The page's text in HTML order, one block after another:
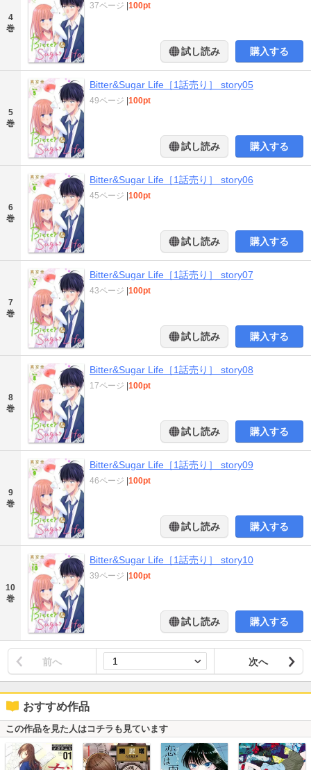
4
巻
37ページ 100pt
試し読み 購入する
5
巻
Bitter&Sugar Life［1話売り］ story05
49ページ 100pt
試し読み 購入する
6
巻
Bitter&Sugar Life［1話売り］ story06
45ページ 100pt
試し読み 購入する
7
巻
Bitter&Sugar Life［1話売り］ story07
43ページ 100pt
試し読み 購入する
8
巻
Bitter&Sugar Life［1話売り］ story08
17ページ 100pt
試し読み 購入する
9
巻
Bitter&Sugar Life［1話売り］ story09
46ページ 100pt
試し読み 購入する
10
巻
Bitter&Sugar Life［1話売り］ story10
39ページ 100pt
試し読み 購入する
前へ 次へ
おすすめ作品
この作品を見た人はコチラも見ています